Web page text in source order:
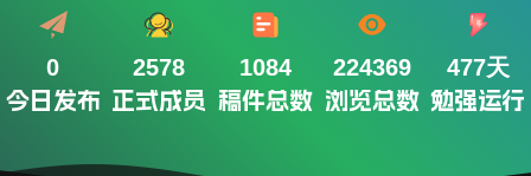
0
今日发布
2578
正式成员
1084
稿件总数
224369
浏览总数
477天
勉强运行